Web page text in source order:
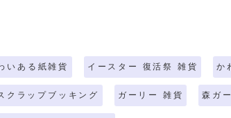
いある紙雑貨 イースター 復活祭 雑貨 か
クラップブッキング ガーリー 雑貨 森ガ